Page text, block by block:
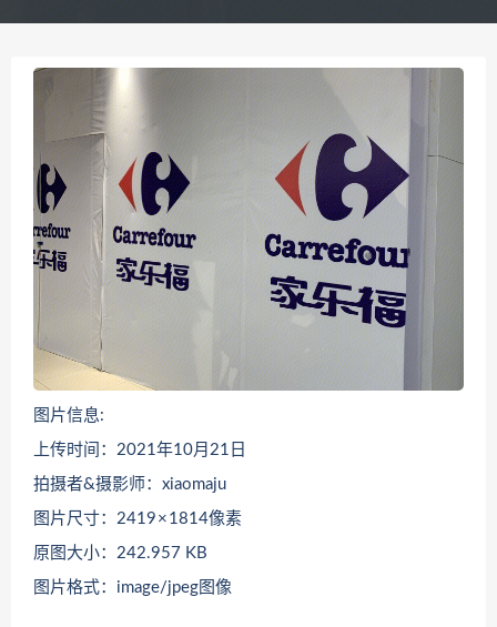
图片信息:
上传时间：2021年10月21日
拍摄者&摄影师：xiaomaju
图片尺寸：2419 × 1814像素
原图大小：242.957 KB
图片格式：image/jpeg图像